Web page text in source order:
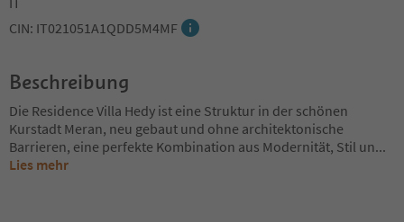
CIN: IT021051A1QDD5M4MF
Beschreibung
Die Residence Villa Hedy ist eine Struktur in der schönen
Kurstadt Meran, neu gebaut und ohne architektonische
Barrieren, eine perfekte Kombination aus Modernität, Stil un...
Lies mehr